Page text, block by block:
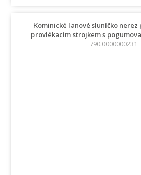
Kominické lanové sluníčko nerez
provlékacím strojkem s
790.0000000231